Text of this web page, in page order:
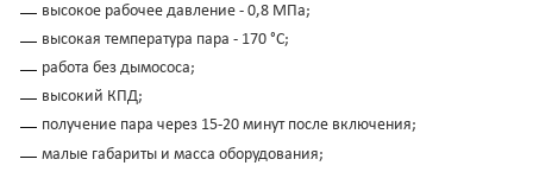
высокое рабочее давление - 0,8 МПа;
высокая температура пара - 170 °С;
работа без дымососа;
высокий КПД;
получение пара через 15-20 минут после включения;
малые габариты и масса оборудования;